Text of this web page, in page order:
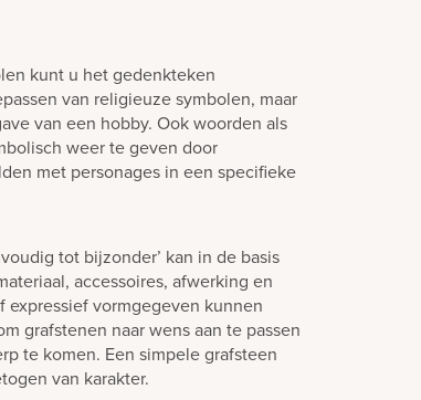
kunt u het gedenkteken
van religieuze symbolen, maar
van een hobby. Ook woorden als
weer te geven door
met personages in een specifieke
tot bijzonder’ kan in de basis
accessoires, afwerking en
vormgegeven kunnen
grafstenen naar wens aan te passen
te komen. Een simpele grafsteen
van karakter.